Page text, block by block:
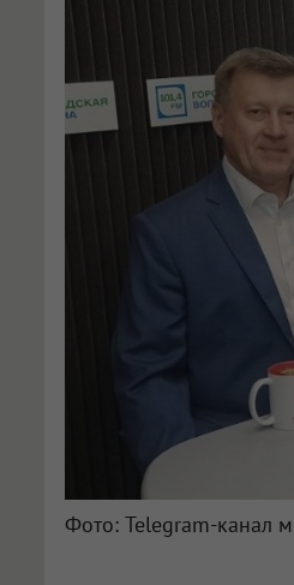
Фото: Telegram-канал